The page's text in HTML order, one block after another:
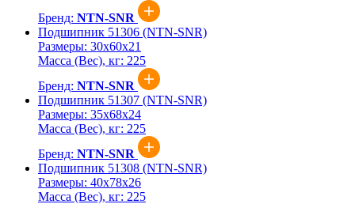
Бренд: NTN-SNR
Подшипник 51306 (NTN-SNR)
Размеры: 30x60x21
Масса (Вес), кг: 225
Бренд: NTN-SNR
Подшипник 51307 (NTN-SNR)
Размеры: 35x68x24
Масса (Вес), кг: 225
Бренд: NTN-SNR
Подшипник 51308 (NTN-SNR)
Размеры: 40x78x26
Масса (Вес), кг: 225